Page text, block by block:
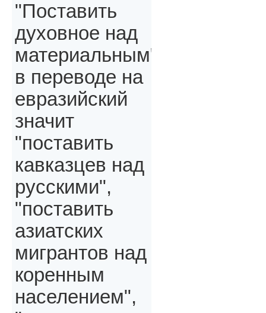
"Поставить
духовное над
материальным"
в переводе на
евразийский
значит
"поставить
кавказцев над
русскими",
"поставить
азиатских
мигрантов над
коренным
населением",